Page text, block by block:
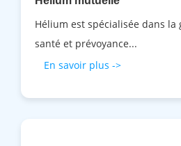
Hélium est spécialisée dans la
santé et prévoyance...
En savoir plus ->